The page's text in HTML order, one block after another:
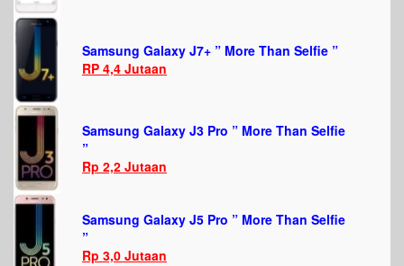
Samsung Galaxy J7+ ” More Than Selfie ”
RP 4,4 Jutaan
Samsung Galaxy J3 Pro ” More Than Selfie
”
Rp 2,2 Jutaan
Samsung Galaxy J5 Pro ” More Than Selfie
”
Rp 3,0 Jutaan